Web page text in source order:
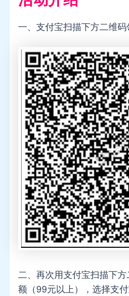
一、支付宝扫描下方二维
二、再次用支付宝扫描下
额（99元以上），选择支